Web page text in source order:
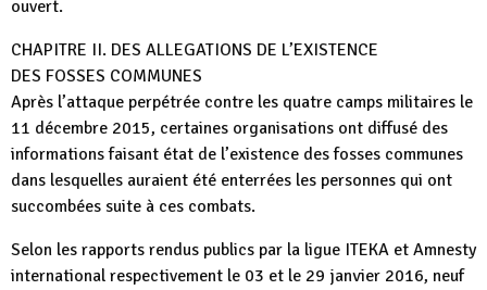
ouvert.
CHAPITRE II. DES ALLEGATIONS DE L’EXISTENCE
DES FOSSES COMMUNES
Après l’attaque perpétrée contre les quatre camps militaires le
11 décembre 2015, certaines organisations ont diffusé des
informations faisant état de l’existence des fosses communes
dans lesquelles auraient été enterrées les personnes qui ont
succombées suite à ces combats.
Selon les rapports rendus publics par la ligue ITEKA et Amnesty
international respectivement le 03 et le 29 janvier 2016, neuf